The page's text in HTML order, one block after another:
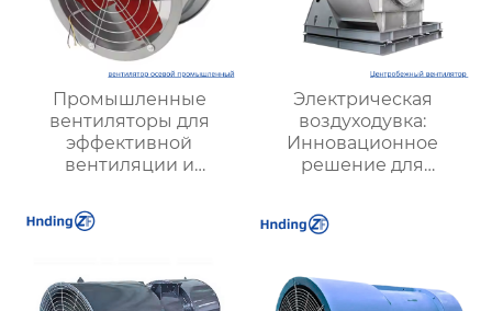
промышленности
Промышленные
вентиляторы для
эффективной
вентиляции и
охлаждения:
надежные решения
Электрическая
воздуходувка:
Инновационное
решение для
воздухообмена и
энергосбережения